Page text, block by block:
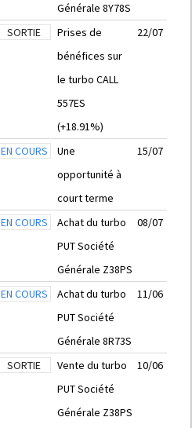
Générale 8Y78S
SORTIE
Prises de
bénéfices sur
le turbo CALL
557ES
(+18.91%)
22/07
EN COURS
Une
opportunité à
court terme
15/07
EN COURS
Achat du turbo
PUT Société
Générale Z38PS
08/07
EN COURS
Achat du turbo
PUT Société
Générale 8R73S
11/06
SORTIE
Vente du turbo
PUT Société
Générale Z38PS
10/06